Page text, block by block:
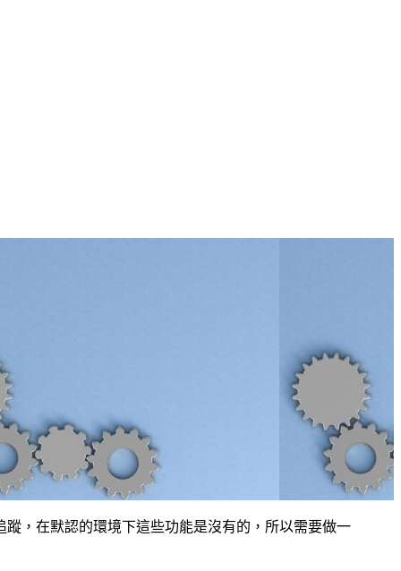
蹤，在默認的環境下這些功能是沒有的，所以需要做一